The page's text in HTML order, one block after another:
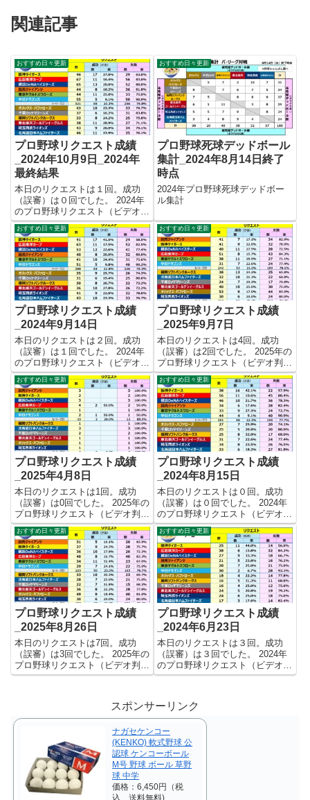
関連記事
おすすめ日々更新
プロ野球リクエスト成績
_2024年10月9日_2024年
最終結果
本日のリクエストは１回。成功
（誤審）は０回でした。 2024年
のプロ野球リクエスト（ビデオ判
定）成績を記録集計しています。
今シーズンのリクエスト成功率は
これで21.4%。リクエスト数561
回、成功120回、失敗441回とな
りました。 【リク...
おすすめ日々更新
プロ野球死球デッドボール
集計_2024年8月14日終了
時点
2024年プロ野球死球デッドボー
ル集計
おすすめ日々更新
プロ野球リクエスト成績
_2024年9月14日
本日のリクエストは２回。成功
（誤審）は１回でした。 2024年
のプロ野球リクエスト（ビデオ判
定）成績を記録集計しています。
今シーズンのリクエスト成功率は
これで22.8%。リクエスト数505
回、成功115回、失敗390回とな
りました。 【リク...
おすすめ日々更新
プロ野球リクエスト成績
_2025年9月7日
本日のリクエストは4回。成功
（誤審）は2回でした。 2025年の
プロ野球リクエスト（ビデオ判
定）成績を記録集計しています。
今シーズンのリクエスト成功率は
これで23.5%。リクエスト数459
回、成功108回、失敗351回とな
りました。 【リク...
おすすめ日々更新
プロ野球リクエスト成績
_2025年4月8日
本日のリクエストは1回。成功
（誤審）は0回でした。 2025年の
プロ野球リクエスト（ビデオ判
定）成績を記録集計しています。
今シーズンのリクエスト成功率は
これで12.5%。リクエスト数24
回、成功3回、失敗21回となりま
した。 【リクエスト結...
おすすめ日々更新
プロ野球リクエスト成績
_2024年8月15日
本日のリクエストは０回。成功
（誤審）は０回でした。 2024年
のプロ野球リクエスト（ビデオ判
定）成績を記録集計しています。
今シーズンのリクエスト成功率は
これで22.8%。リクエスト数426
回、成功97回、失敗329回となり
ました。 【リクエ...
おすすめ日々更新
プロ野球リクエスト成績
_2025年8月26日
本日のリクエストは7回。成功
（誤審）は3回でした。 2025年の
プロ野球リクエスト（ビデオ判
定）成績を記録集計しています。
これで23.5%。リクエスト数413
回、成功97回、失敗316回となり
ました。 【リクエ...
おすすめ日々更新
プロ野球リクエスト成績
_2024年6月23日
本日のリクエストは３回。成功
（誤審）は３回でした。 2024年
のプロ野球リクエスト（ビデオ判
定）成績を記録集計しています。
回、成功67回、失敗217回となり
ました。 【リク...
スポンサーリンク
ナガセケンコー
(KENKO) 軟式野球 公
認球 ケンコーボール
M号 野球 ボール 草野
球 中学
価格：6,450円（税